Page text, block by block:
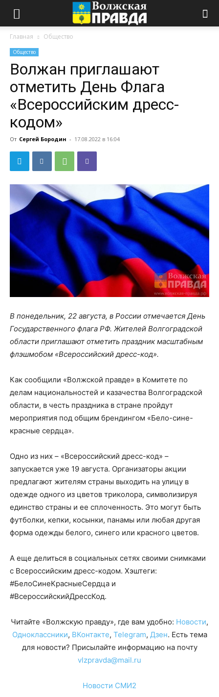
Главная Общество
Общество
Волжан приглашают
отметить День Флага
«Всероссийским дресс-
кодом»
От Сергей Бородин - 17.08.2022 в 16:04
В понедельник, 22 августа, в России отмечается День
Государственного флага РФ. Жителей Волгоградской
области приглашают отметить праздник масштабным
флэшмобом «Всероссийский дресс-код».
Как сообщили «Волжской правде» в Комитете по
делам национальностей и казачества Волгоградской
области, в честь праздника в стране пройдут
мероприятия под общим брендингом «Бело-сине-
красные сердца».
Одно из них – «Всероссийский дресс-код» –
запускается уже 19 августа. Организаторы акции
предлагают жителям страны выходить на улицу в
одежде одного из цветов триколора, символизируя
единство страны и ее сплоченность. Это могут быть
футболки, кепки, косынки, панамы или любая другая
форма одежды белого, синего или красного цветов.
А еще делиться в социальных сетях своими снимками
с Всероссийским дресс-кодом. Хэштеги:
#БелоСинеКрасныеСердца и
#ВсероссийскийДрессКод.
Читайте «Волжскую правду», где вам удобно: Новости,
Одноклассники, ВКонтакте, Telegram, Дзен. Есть тема
для новости? Присылайте информацию на почту
vlzpravda@mail.ru
Новости СМИ2